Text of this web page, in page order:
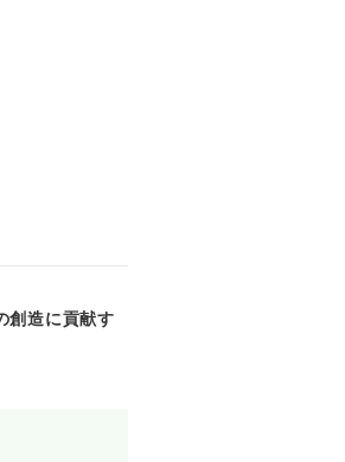
創造に貢献す